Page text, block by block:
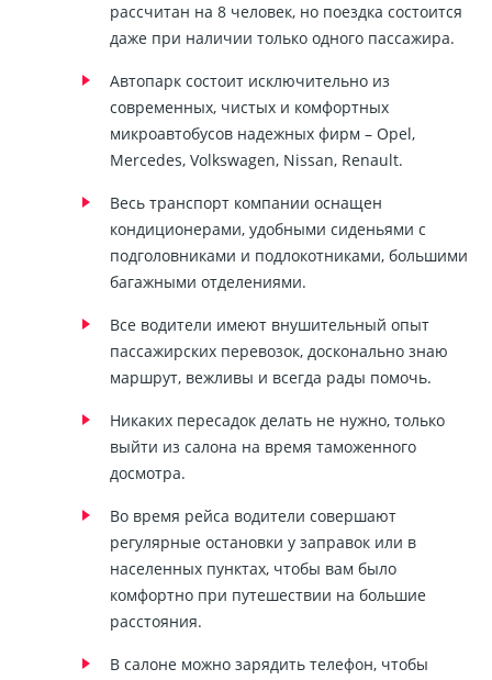
рассчитан на 8 человек, но поездка состоится
даже при наличии только одного пассажира.
Автопарк состоит исключительно из
современных, чистых и комфортных
микроавтобусов надежных фирм – Opel,
Mercedes, Volkswagen, Nissan, Renault.
Весь транспорт компании оснащен
кондиционерами, удобными сиденьями с
подголовниками и подлокотниками, большими
багажными отделениями.
Все водители имеют внушительный опыт
пассажирских перевозок, досконально знаю
маршрут, вежливы и всегда рады помочь.
Никаких пересадок делать не нужно, только
выйти из салона на время таможенного
досмотра.
Во время рейса водители совершают
регулярные остановки у заправок или в
населенных пунктах, чтобы вам было
комфортно при путешествии на большие
расстояния.
В салоне можно зарядить телефон, чтобы